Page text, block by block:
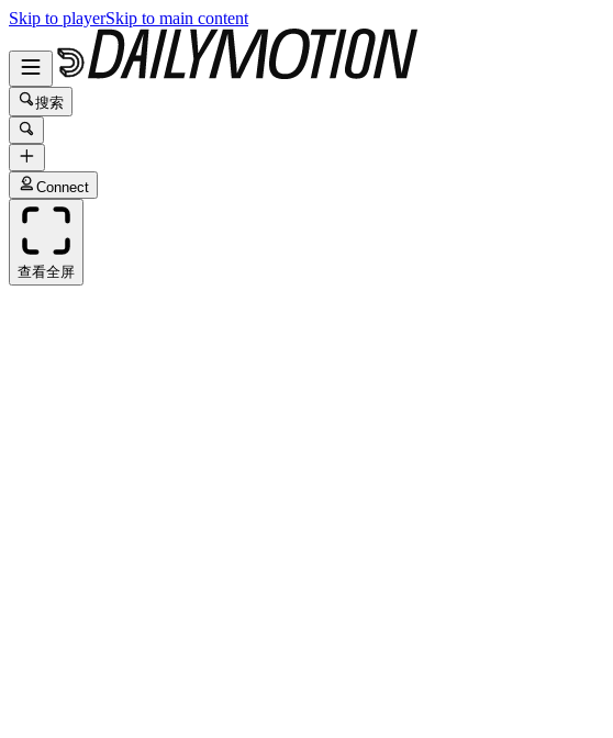
Skip to playerSkip to main content
搜索
Connect
查看全屏